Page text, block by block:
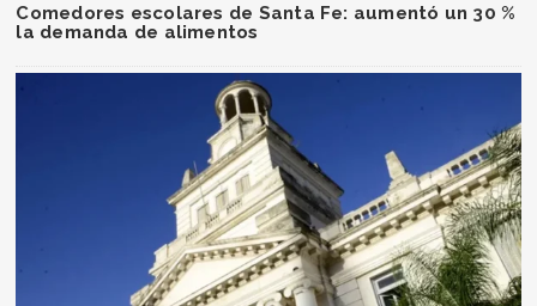
Comedores escolares de Santa Fe: aumentó un 30 %
la demanda de alimentos